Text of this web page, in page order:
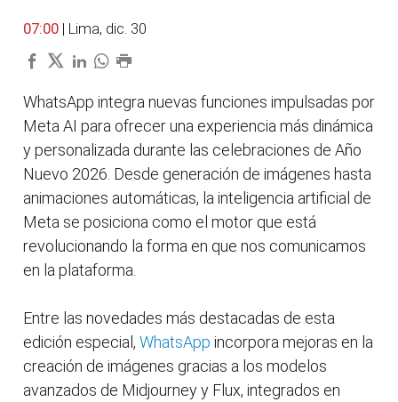
07:00 | Lima, dic. 30
WhatsApp integra nuevas funciones impulsadas por
Meta AI para ofrecer una experiencia más dinámica
y personalizada durante las celebraciones de Año
Nuevo 2026. Desde generación de imágenes hasta
animaciones automáticas, la inteligencia artificial de
Meta se posiciona como el motor que está
revolucionando la forma en que nos comunicamos
en la plataforma.
Entre las novedades más destacadas de esta
edición especial, WhatsApp incorpora mejoras en la
creación de imágenes gracias a los modelos
avanzados de Midjourney y Flux, integrados en